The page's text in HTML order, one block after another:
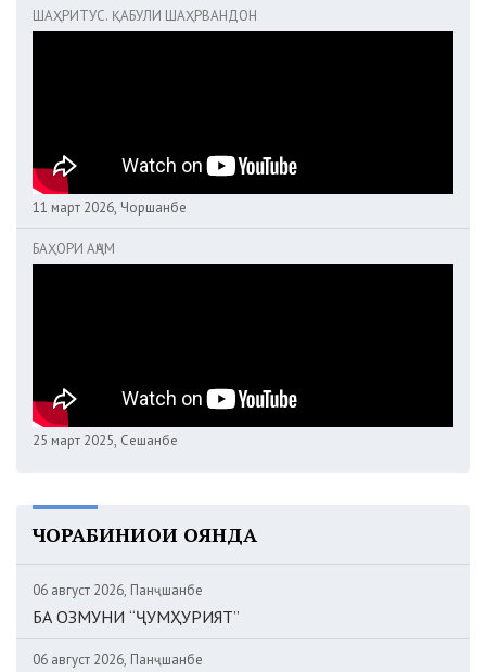
ШАҲРИТУС. ҚАБУЛИ ШАҲРВАНДОН
11 март 2026, Чоршанбе
БАҲОРИ АҶАМ
25 март 2025, Сешанбе
ЧОРАБИНИҲОИ ОЯНДА
06 август 2026, Панҷшанбе
БА ОЗМУНИ “ҶУМҲУРИЯТ”
06 август 2026, Панҷшанбе